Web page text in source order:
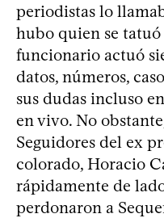
periodistas lo
hubo quien se
funcionario actuó
datos, números,
sus dudas incluso
en vivo. No
Seguidores del ex
colorado, Horacio
rápidamente de
perdonaron a